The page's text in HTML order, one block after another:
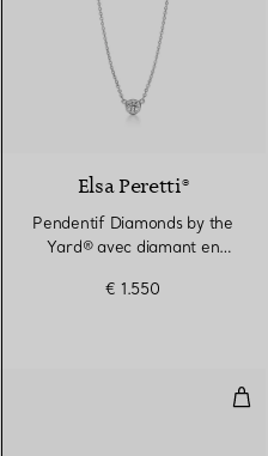
Elsa Peretti®
Pendentif Diamonds by the
Yard® avec diamant en
€ 1.550